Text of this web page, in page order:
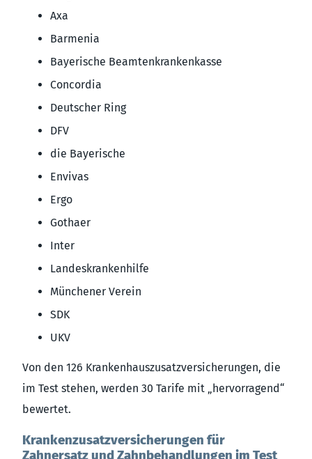
Axa
Barmenia
Bayerische Beamtenkrankenkasse
Concordia
Deutscher Ring
DFV
die Bayerische
Envivas
Ergo
Gothaer
Inter
Landeskrankenhilfe
Münchener Verein
SDK
UKV
Von den 126 Krankenhauszusatzversicherungen, die
im Test stehen, werden 30 Tarife mit „hervorragend“
bewertet.
Krankenzusatzversicherungen für
Zahnersatz und Zahnbehandlungen im Test